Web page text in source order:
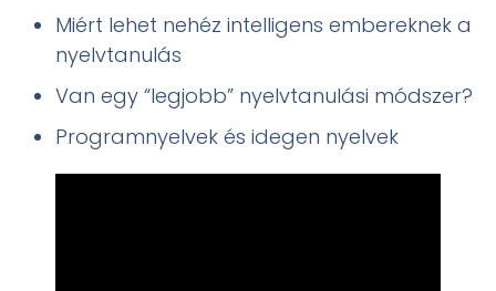
Miért lehet nehéz intelligens embereknek a
nyelvtanulás
Van egy “legjobb” nyelvtanulási módszer?
Programnyelvek és idegen nyelvek